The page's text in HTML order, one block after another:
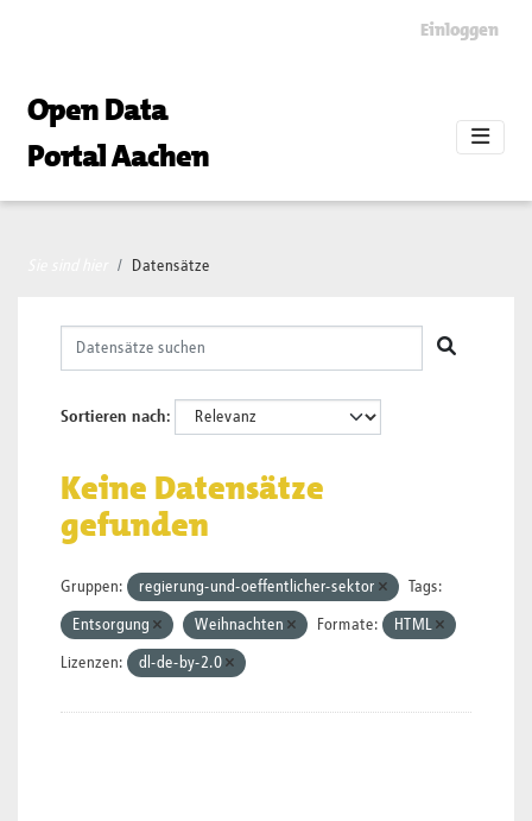
Einloggen
Open Data
Portal Aachen
Datensätze
Sortieren nach
Keine Datensätze
gefunden
Gruppen: regierung-und-oeffentlicher-sektor Tags:
Entsorgung Weihnachten Formate: HTML
Lizenzen: dl-de-by-2.0